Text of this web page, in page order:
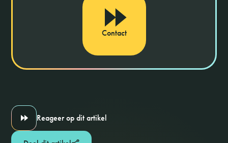
Contact
Reageer op dit artikel